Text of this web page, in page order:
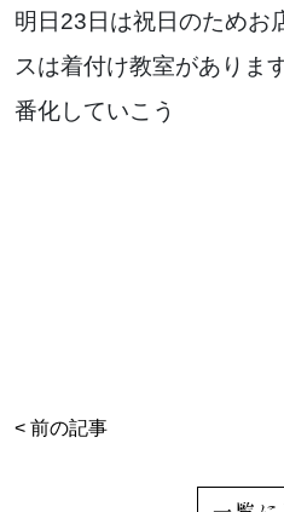
明日23日は祝日のため
スは着付け教室があり
番化していこう
< 前の記事